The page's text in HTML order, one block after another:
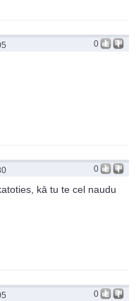
0
0
kā tu te cel naudu
0